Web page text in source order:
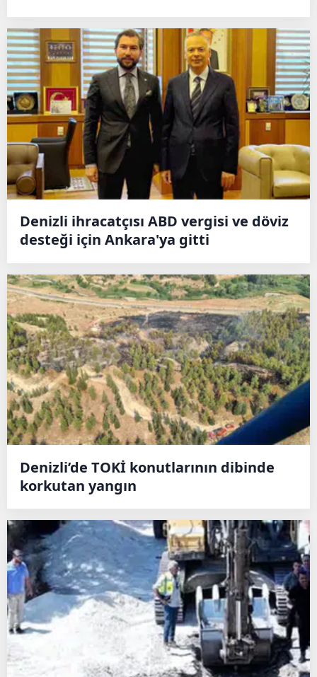
Denizli ihracatçısı ABD vergisi ve döviz
desteği için Ankara'ya gitti
Denizli’de TOKİ konutlarının dibinde
korkutan yangın